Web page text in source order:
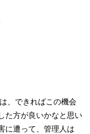
、できればこの機会
た方が良いかなと思い
に遭って、管理人は